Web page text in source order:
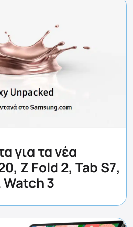
για τα νέα
Z Fold 2, Tab S7,
Watch 3